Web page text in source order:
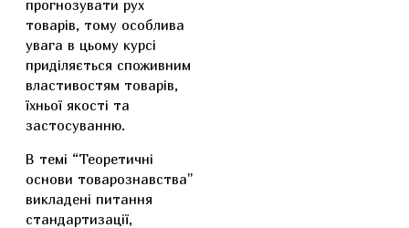
прогнозувати рух
товарів, тому особлива
увага в цьому курсі
приділяється споживним
властивостям товарів,
їхньої якості та
застосуванню.
В темі “Теоретичні
основи товарознавства"
викладені питання
стандартизації,